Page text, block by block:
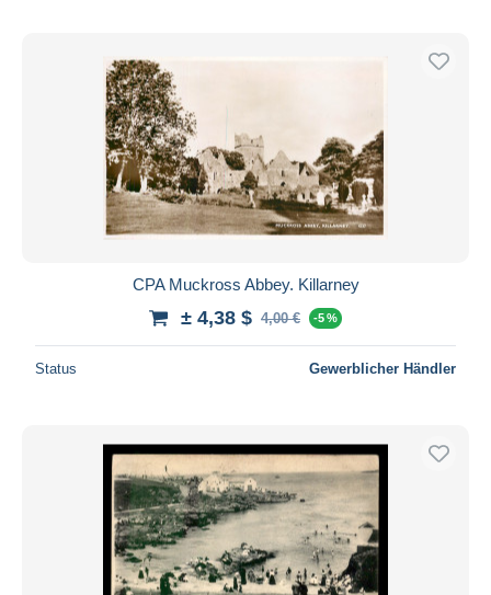
CPA Muckross Abbey. Killarney
± 4,38 $ 4,00 € -5 %
Status Gewerblicher Händler